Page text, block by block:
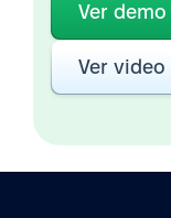
Ver
Ver video